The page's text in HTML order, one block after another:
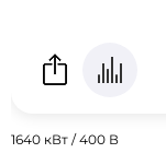
1640 кВт / 400 В